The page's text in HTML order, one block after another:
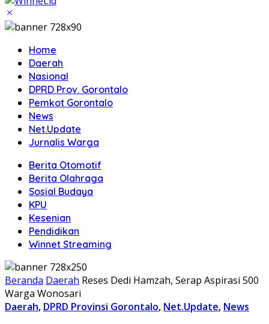
Home
Daerah
Nasional
DPRD Prov. Gorontalo
Pemkot Gorontalo
News
Net.Update
Jurnalis Warga
Berita Otomotif
Berita Olahraga
Sosial Budaya
KPU
Kesenian
Pendidikan
Winnet Streaming
Beranda Daerah Reses Dedi Hamzah, Serap Aspirasi 500
Warga Wonosari
Daerah, DPRD Provinsi Gorontalo, Net.Update, News